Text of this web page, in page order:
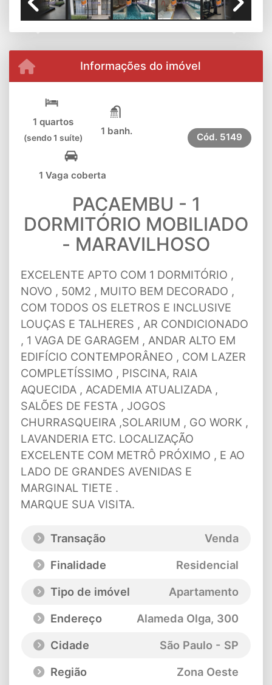
Informações do imóvel
1 quartos
(sendo 1 suíte)
1 banh.
1 Vaga coberta
Cód. 5149
PACAEMBU - 1
DORMITÓRIO MOBILIADO
- MARAVILHOSO
EXCELENTE APTO COM 1 DORMITÓRIO ,
NOVO , 50M2 , MUITO BEM DECORADO ,
COM TODOS OS ELETROS E INCLUSIVE
LOUÇAS E TALHERES , AR CONDICIONADO
, 1 VAGA DE GARAGEM , ANDAR ALTO EM
EDIFÍCIO CONTEMPORÂNEO , COM LAZER
COMPLETÍSSIMO , PISCINA, RAIA
AQUECIDA , ACADEMIA ATUALIZADA ,
SALÕES DE FESTA , JOGOS
CHURRASQUEIRA ,SOLARIUM , GO WORK ,
LAVANDERIA ETC. LOCALIZAÇÃO
EXCELENTE COM METRÔ PRÓXIMO , E AO
LADO DE GRANDES AVENIDAS E
MARGINAL TIETE .
MARQUE SUA VISITA.
Transação
Venda
Finalidade
Residencial
Tipo de imóvel
Apartamento
Endereço
Alameda Olga, 300
Cidade
São Paulo - SP
Região
Zona Oeste